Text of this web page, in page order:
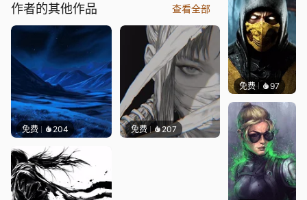
作者的其他作品 查看全部
免费 204 免费 207
免费 97